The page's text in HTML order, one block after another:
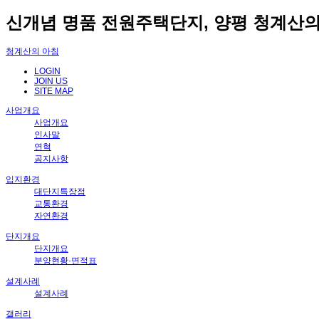
신개념 명품 전원주택단지, 양평 청계산
청계산의 아침
LOGIN
JOIN US
SITE MAP
사업개요
사업개요
인사말
연혁
공지사항
입지환경
대단지특장점
교통환경
자연환경
단지개요
단지개요
분양현황·면적표
설계사례
설계사례
갤러리